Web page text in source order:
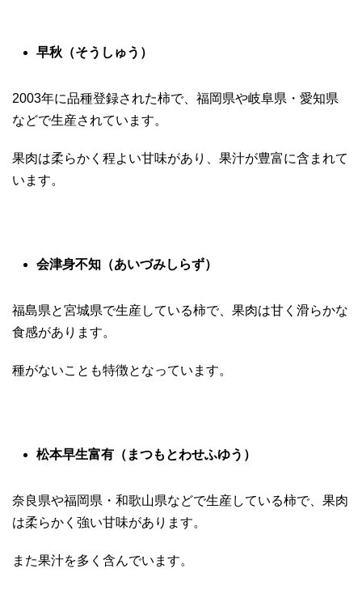
早秋（そうしゅう）
2003年に品種登録された柿で、福岡県や岐阜県・愛知県
などで生産されています。
果肉は柔らかく程よい甘味があり、果汁が豊富に含まれて
います。
会津身不知（あいづみしらず）
福島県と宮城県で生産している柿で、果肉は甘く滑らかな
食感があります。
種がないことも特徴となっています。
松本早生富有（まつもとわせふゆう）
奈良県や福岡県・和歌山県などで生産している柿で、果肉
は柔らかく強い甘味があります。
また果汁を多く含んでいます。